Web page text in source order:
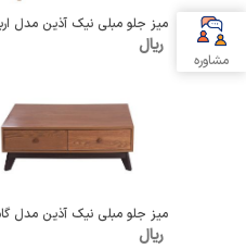
میز جلو مبلی نیک آذین مدل
ریال
میز جلو مبلی نیک آذین مدل
ریال
مشاوره